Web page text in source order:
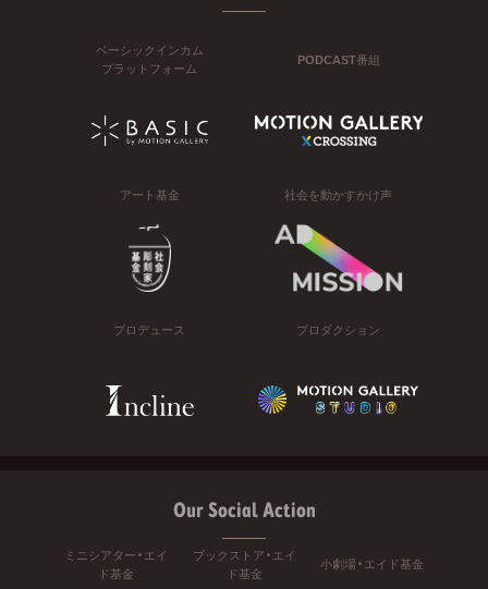
ベーシックインカム
プラットフォーム
PODCAST番組
アート基金 社会を動かすかけ声
プロデュース プロダクション
Our Social Action
ミニシアター・エイ
ド基金
ブックストア・エイ
ド基金
小劇場・エイド基金